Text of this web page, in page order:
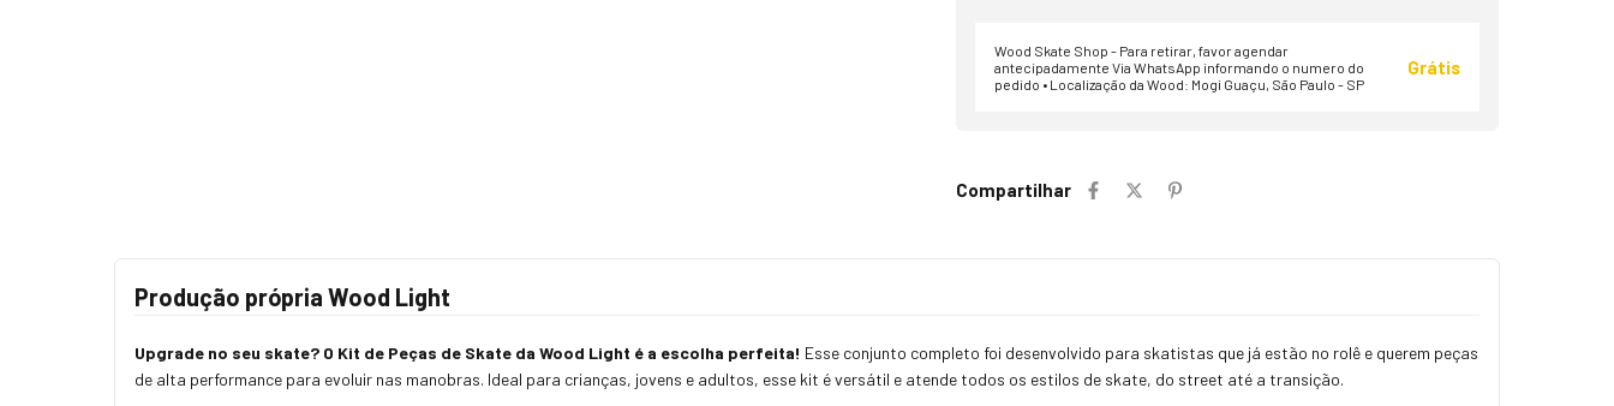
Wood Skate Shop - Para retirar, favor agendar
antecipadamente Via WhatsApp informando o numero do
pedido • Localização da Wood: Mogi Guaçu, São Paulo - SP
Grátis
Compartilhar
Produção própria Wood Light
Upgrade no seu skate? O Kit de Peças de Skate da Wood Light é a escolha perfeita! Esse conjunto completo foi desenvolvido para skatistas que já estão no rolê e querem peças
de alta performance para evoluir nas manobras. Ideal para crianças, jovens e adultos, esse kit é versátil e atende todos os estilos de skate, do street até a transição.